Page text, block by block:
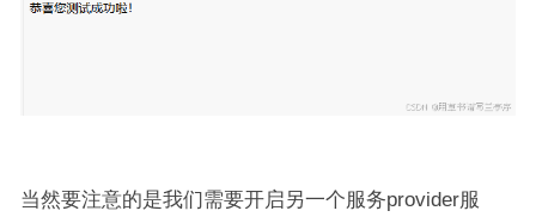
当然要注意的是我们需要开启另一个服务provider服